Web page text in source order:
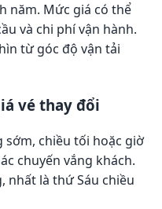
năm. Mức giá có thể
và chi phí vận hành.
từ góc độ vận tải
vé thay đổi
sớm, chiều tối hoặc giờ
chuyến vắng khách.
nhất là thứ Sáu chiều